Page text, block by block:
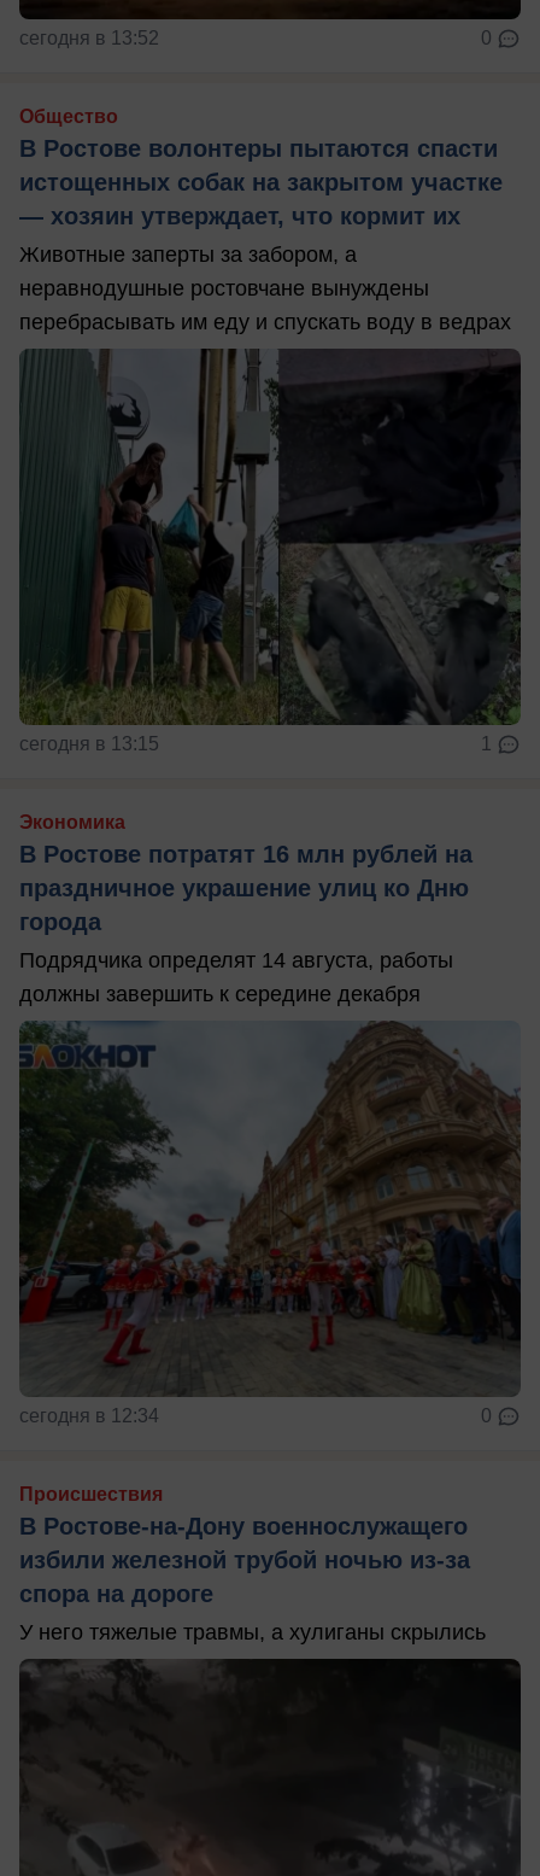
сегодня в 13:52 0
Общество
В Ростове волонтеры пытаются спасти
истощенных собак на закрытом участке
— хозяин утверждает, что кормит их
Животные заперты за забором, а
неравнодушные ростовчане вынуждены
перебрасывать им еду и спускать воду в ведрах
сегодня в 13:15 1
Экономика
В Ростове потратят 16 млн рублей на
праздничное украшение улиц ко Дню
города
Подрядчика определят 14 августа, работы
должны завершить к середине декабря
сегодня в 12:34 0
Происшествия
В Ростове-на-Дону военнослужащего
избили железной трубой ночью из-за
спора на дороге
У него тяжелые травмы, а хулиганы скрылись